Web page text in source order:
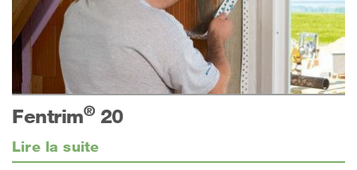
Fentrim®20
Lire la suite